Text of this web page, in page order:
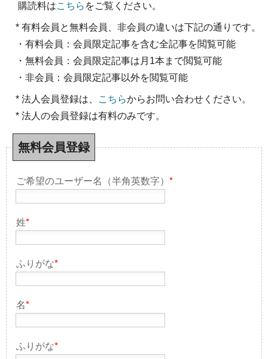
購読料はこちら をご覧ください。
* 有料会員と無料会員、非会員の違いは下記の通りです。
・有料会員：会員限定記事を含む全記事を閲覧可能
・無料会員：会員限定記事は月1本まで閲覧可能
・非会員：会員限定記事以外を閲覧可能
* 法人会員登録は、 こちらからお問い合わせください。
* 法人の会員登録は有料のみです。
無料会員登録
ご希望のユーザー名（半角英数字） *
姓*
ふりがな*
名*
ふりがな*